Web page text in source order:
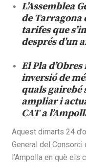
L’Assemblea
de Tarragona
tarifes que
després d’un
El Pla
inversió de
quals gairebé
ampliar i
CAT a
Aquest dimarts 24
General del Consorci
l’Ampolla en què els